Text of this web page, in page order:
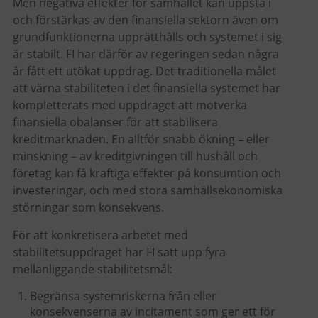
och förstärkas av den finansiella sektorn även om
grundfunktionerna upprätthålls och systemet i sig
är stabilt. FI har därför av regeringen sedan några
år fått ett utökat uppdrag. Det traditionella målet
att värna stabiliteten i det finansiella systemet har
kompletterats med uppdraget att motverka
finansiella obalanser för att stabilisera
kreditmarknaden. En alltför snabb ökning – eller
minskning – av kreditgivningen till hushåll och
företag kan få kraftiga effekter på konsumtion och
investeringar, och med stora samhällsekonomiska
störningar som konsekvens.
För att konkretisera arbetet med
stabilitetsuppdraget har FI satt upp fyra
mellanliggande stabilitetsmål:
Begränsa systemriskerna från eller
konsekvenserna av incitament som ger ett för